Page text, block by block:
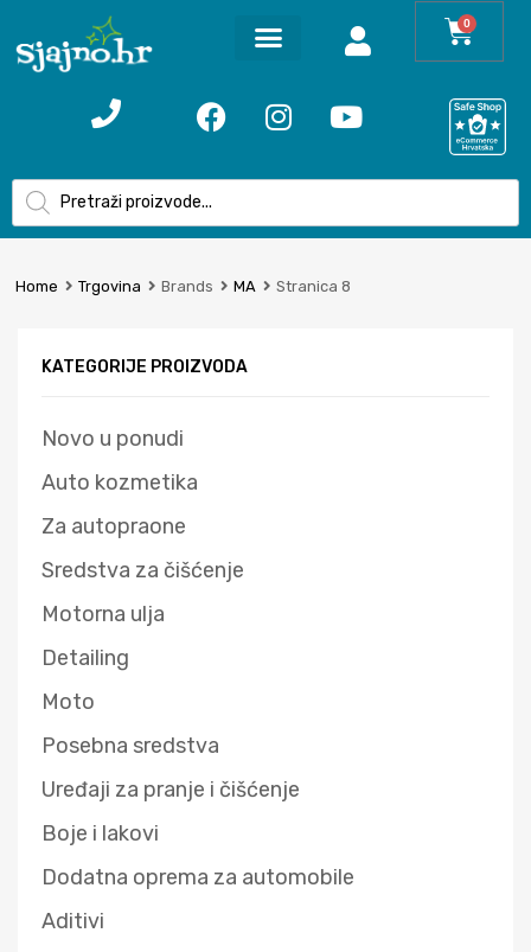
0
Home Trgovina Brands MA Stranica 8
KATEGORIJE PROIZVODA
Novo u ponudi
Auto kozmetika
Za autopraone
Sredstva za čišćenje
Motorna ulja
Detailing
Moto
Posebna sredstva
Uređaji za pranje i čišćenje
Boje i lakovi
Dodatna oprema za automobile
Aditivi